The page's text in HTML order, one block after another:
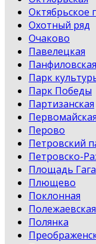
Октябрьское
Охотный ряд
Очаково
Павелецкая
Панфиловская
Парк
Парк Победы
Партизанская
Первомайская
Перово
Петровский
Петровско-
Площадь
Плющево
Поклонная
Полежаевская
Полянка